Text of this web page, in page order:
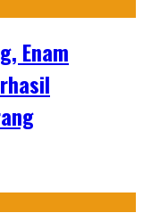
Enam